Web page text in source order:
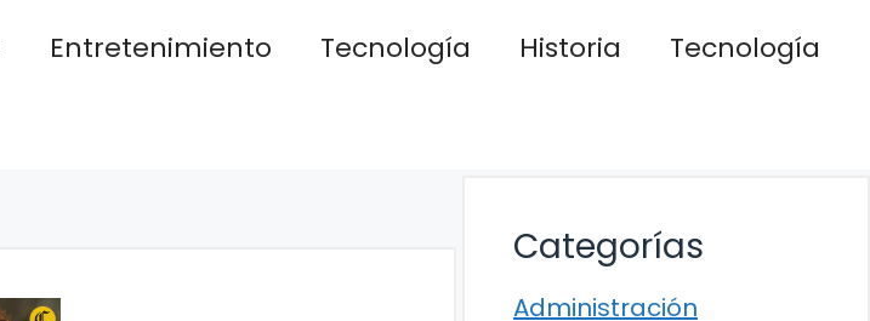
Entretenimiento Tecnología Historia
Tecnología
Categorías
Administración